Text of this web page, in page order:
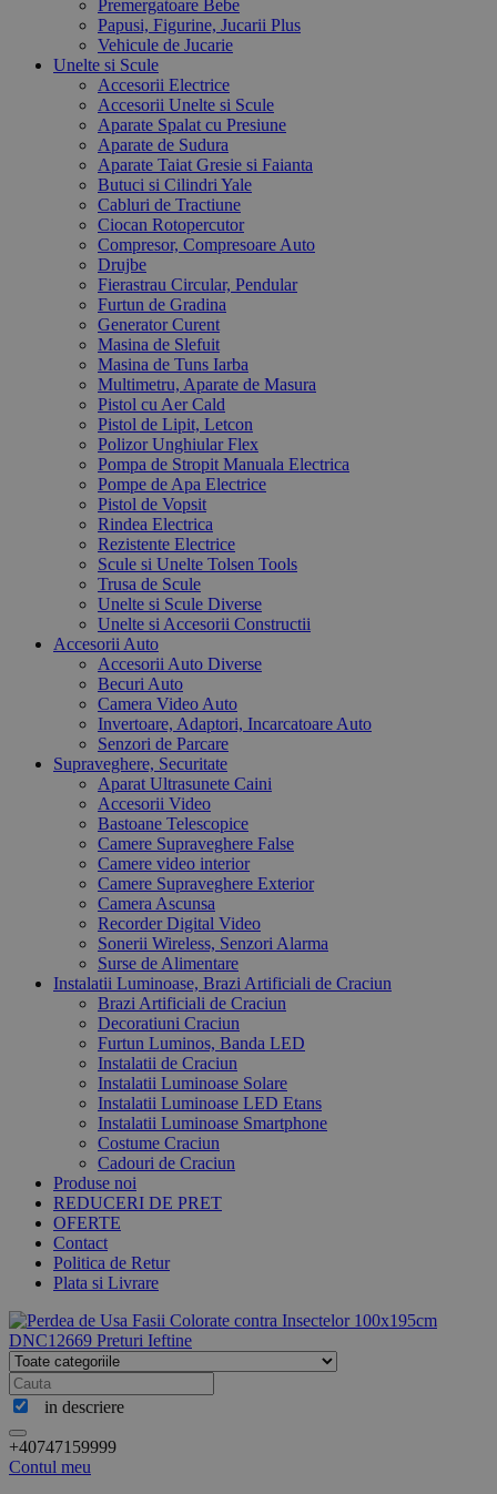
Premergatoare Bebe
Papusi, Figurine, Jucarii Plus
Vehicule de Jucarie
Unelte si Scule
Accesorii Electrice
Accesorii Unelte si Scule
Aparate Spalat cu Presiune
Aparate de Sudura
Aparate Taiat Gresie si Faianta
Butuci si Cilindri Yale
Cabluri de Tractiune
Ciocan Rotopercutor
Compresor, Compresoare Auto
Drujbe
Fierastrau Circular, Pendular
Furtun de Gradina
Generator Curent
Masina de Slefuit
Masina de Tuns Iarba
Multimetru, Aparate de Masura
Pistol cu Aer Cald
Pistol de Lipit, Letcon
Polizor Unghiular Flex
Pompa de Stropit Manuala Electrica
Pompe de Apa Electrice
Pistol de Vopsit
Rindea Electrica
Rezistente Electrice
Scule si Unelte Tolsen Tools
Trusa de Scule
Unelte si Scule Diverse
Unelte si Accesorii Constructii
Accesorii Auto
Accesorii Auto Diverse
Becuri Auto
Camera Video Auto
Invertoare, Adaptori, Incarcatoare Auto
Senzori de Parcare
Supraveghere, Securitate
Aparat Ultrasunete Caini
Accesorii Video
Bastoane Telescopice
Camere Supraveghere False
Camere video interior
Camere Supraveghere Exterior
Camera Ascunsa
Recorder Digital Video
Sonerii Wireless, Senzori Alarma
Surse de Alimentare
Instalatii Luminoase, Brazi Artificiali de Craciun
Brazi Artificiali de Craciun
Decoratiuni Craciun
Furtun Luminos, Banda LED
Instalatii de Craciun
Instalatii Luminoase Solare
Instalatii Luminoase LED Etans
Instalatii Luminoase Smartphone
Costume Craciun
Cadouri de Craciun
Produse noi
REDUCERI DE PRET
OFERTE
Contact
Politica de Retur
Plata si Livrare
in descriere
+40747159999
Contul meu